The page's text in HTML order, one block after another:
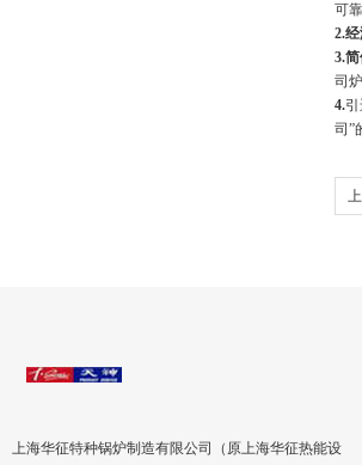
可靠
2.
3.
司
4.
司”
上海华征特种锅炉制造有限公司（原上海华征热能设